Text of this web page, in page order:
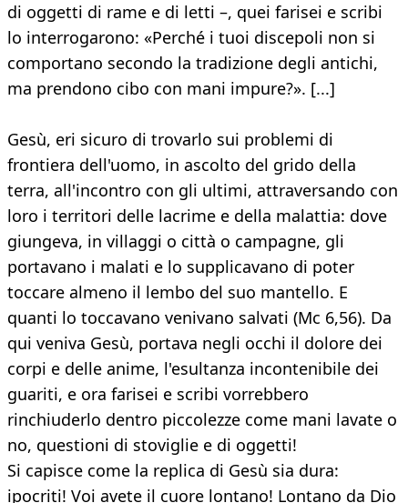
di oggetti di rame e di letti –, quei farisei e scribi
lo interrogarono: «Perché i tuoi discepoli non si
comportano secondo la tradizione degli antichi,
ma prendono cibo con mani impure?». [...]
Gesù, eri sicuro di trovarlo sui problemi di
frontiera dell'uomo, in ascolto del grido della
terra, all'incontro con gli ultimi, attraversando con
loro i territori delle lacrime e della malattia: dove
giungeva, in villaggi o città o campagne, gli
portavano i malati e lo supplicavano di poter
toccare almeno il lembo del suo mantello. E
quanti lo toccavano venivano salvati (Mc 6,56). Da
qui veniva Gesù, portava negli occhi il dolore dei
corpi e delle anime, l'esultanza incontenibile dei
guariti, e ora farisei e scribi vorrebbero
rinchiuderlo dentro piccolezze come mani lavate o
no, questioni di stoviglie e di oggetti!
Si capisce come la replica di Gesù sia dura:
ipocriti! Voi avete il cuore lontano! Lontano da Dio